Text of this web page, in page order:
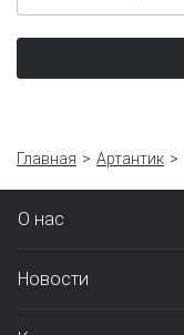
Главная Артантик
О нас
Новости